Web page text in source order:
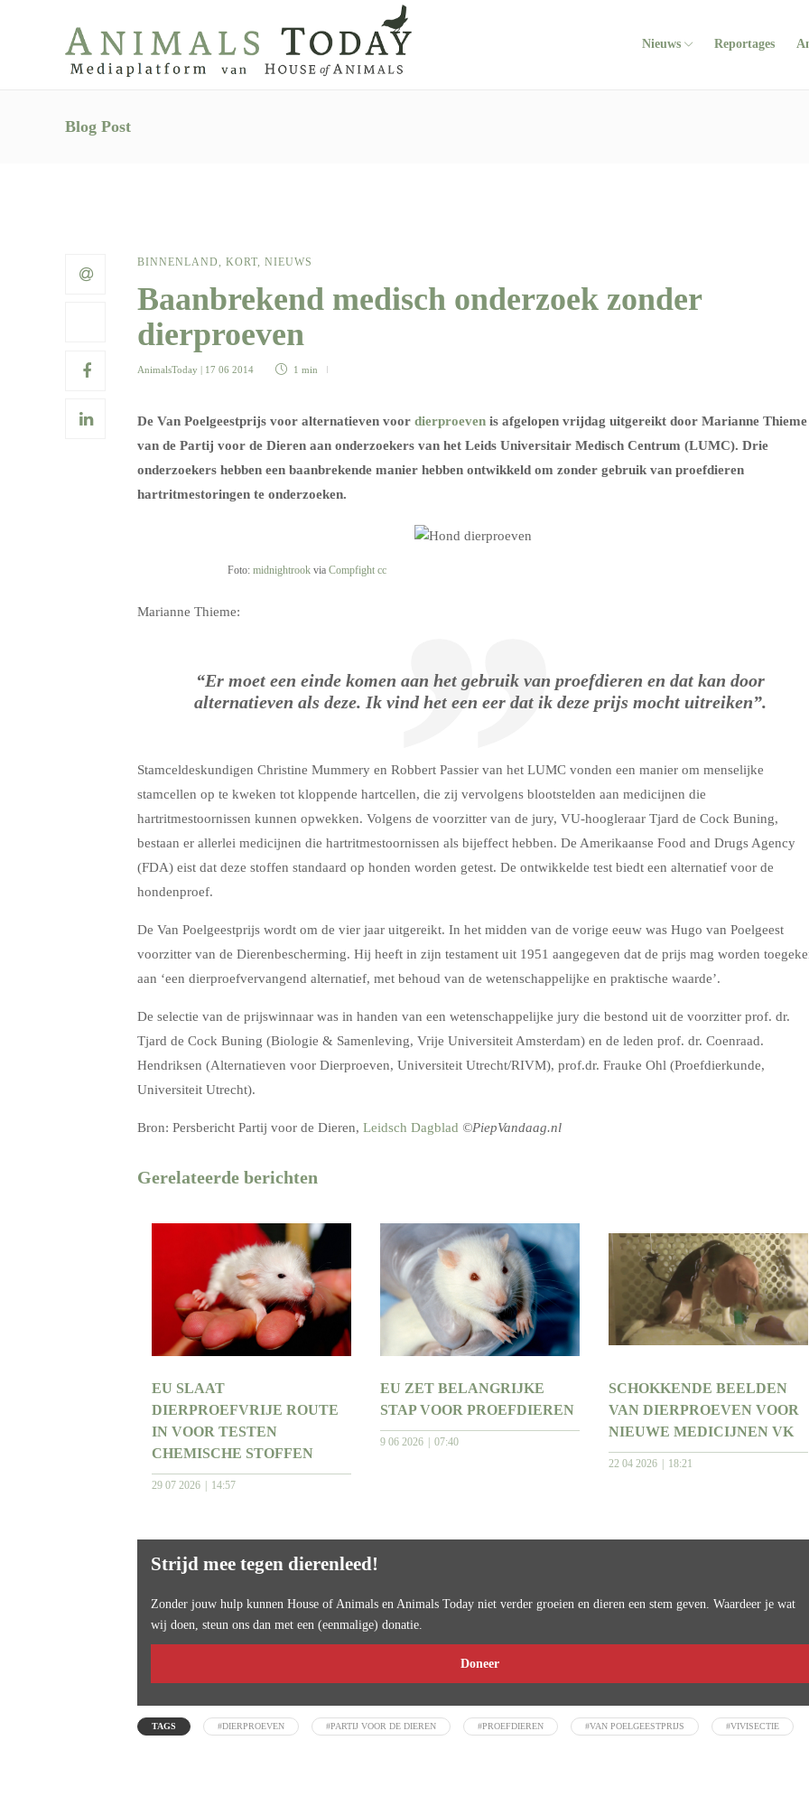
Nieuws Reportages
Blog Post
BINNENLAND, KORT, NIEUWS
Baanbrekend medisch onderzoek zonder
dierproeven
AnimalsToday | 17 06 2014 1 min
De Van Poelgeestprijs voor alternatieven voor dierproeven is afgelopen vrijdag uitgereikt door Marianne Thieme
van de Partij voor de Dieren aan onderzoekers van het Leids Universitair Medisch Centrum (LUMC). Drie
onderzoekers hebben een baanbrekende manier hebben ontwikkeld om zonder gebruik van proefdieren
hartritmestoringen te onderzoeken.
Foto: midnightrookvia Compfight cc
Marianne Thieme:
“Er moet een einde komen aan het gebruik van proefdieren en dat kan door
alternatieven als deze. Ik vind het een eer dat ik deze prijs mocht uitreiken”.
Stamceldeskundigen Christine Mummery en Robbert Passier van het LUMC vonden een manier om menselijke
stamcellen op te kweken tot kloppende hartcellen, die zij vervolgens blootstelden aan medicijnen die
hartritmestoornissen kunnen opwekken. Volgens de voorzitter van de jury, VU-hoogleraar Tjard de Cock Buning,
bestaan er allerlei medicijnen die hartritmestoornissen als bijeffect hebben. De Amerikaanse Food and Drugs Agency
(FDA) eist dat deze stoffen standaard op honden worden getest. De ontwikkelde test biedt een alternatief voor de
hondenproef.
De Van Poelgeestprijs wordt om de vier jaar uitgereikt. In het midden van de vorige eeuw was Hugo van Poelgeest
voorzitter van de Dierenbescherming. Hij heeft in zijn testament uit 1951 aangegeven dat de prijs mag worden
aan ‘een dierproefvervangend alternatief, met behoud van de wetenschappelijke en praktische waarde’.
De selectie van de prijswinnaar was in handen van een wetenschappelijke jury die bestond uit de voorzitter prof. dr.
Tjard de Cock Buning (Biologie & Samenleving, Vrije Universiteit Amsterdam) en de leden prof. dr. Coenraad.
Hendriksen (Alternatieven voor Dierproeven, Universiteit Utrecht/RIVM), prof.dr. Frauke Ohl (Proefdierkunde,
Universiteit Utrecht).
Bron: Persbericht Partij voor de Dieren, Leidsch Dagblad ©PiepVandaag.nl
Gerelateerde berichten
EU SLAAT
DIERPROEFVRIJE ROUTE
IN VOOR TESTEN
CHEMISCHE STOFFEN
29 07 2026 14:57
EU ZET BELANGRIJKE
STAP VOOR PROEFDIEREN
9 06 2026 07:40
SCHOKKENDE BEELDEN
VAN DIERPROEVEN VOOR
NIEUWE MEDICIJNEN VK
22 04 2026 18:21
Strijd mee tegen dierenleed!
Zonder jouw hulp kunnen House of Animals en Animals Today niet verder groeien en dieren een stem geven. Waardeer je wat
wij doen, steun ons dan met een (eenmalige) donatie.
Doneer
TAGS #DIERPROEVEN #PARTIJ VOOR DE DIEREN #PROEFDIEREN #VAN POELGEESTPRIJS #VIVISECTIE